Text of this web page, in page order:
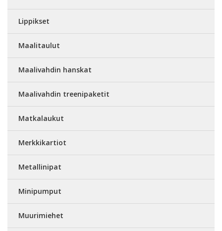
Lippikset
Maalitaulut
Maalivahdin hanskat
Maalivahdin treenipaketit
Matkalaukut
Merkkikartiot
Metallinipat
Minipumput
Muurimiehet